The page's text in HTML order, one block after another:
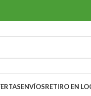
ENVÍOSRETIRO EN